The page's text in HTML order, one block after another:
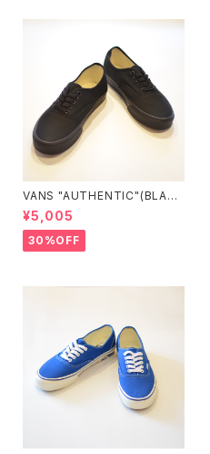
VANS "AUTHENTIC"(BLAC
K/BLACK)
¥5,005
30%OFF